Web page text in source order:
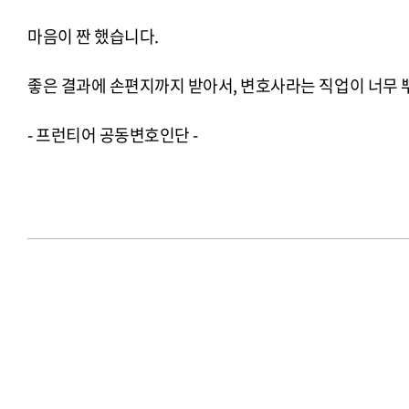
마음이 짠 했습니다.
좋은 결과에 손편지까지 받아서, 변호사라는 직업이 너무
- 프런티어 공동변호인단 -